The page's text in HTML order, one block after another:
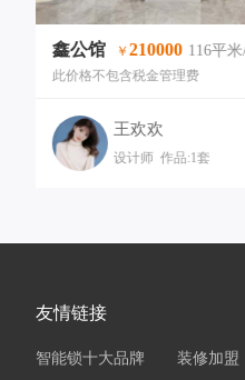
鑫公馆 ￥ 210000 116平
此价格不包含税金管理费
王欢欢
设计师 作品:1套
友情链接
智能锁十大品牌 装修加盟